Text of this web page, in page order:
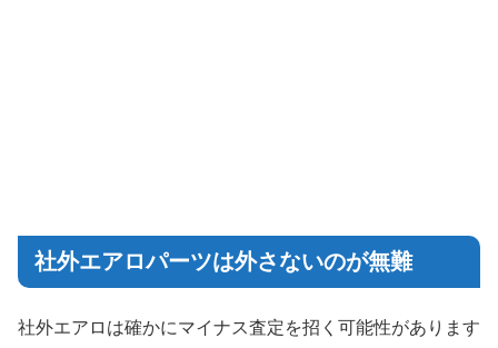
社外エアロパーツは外さないのが無難
社外エアロは確かにマイナス査定を招く可能性があります